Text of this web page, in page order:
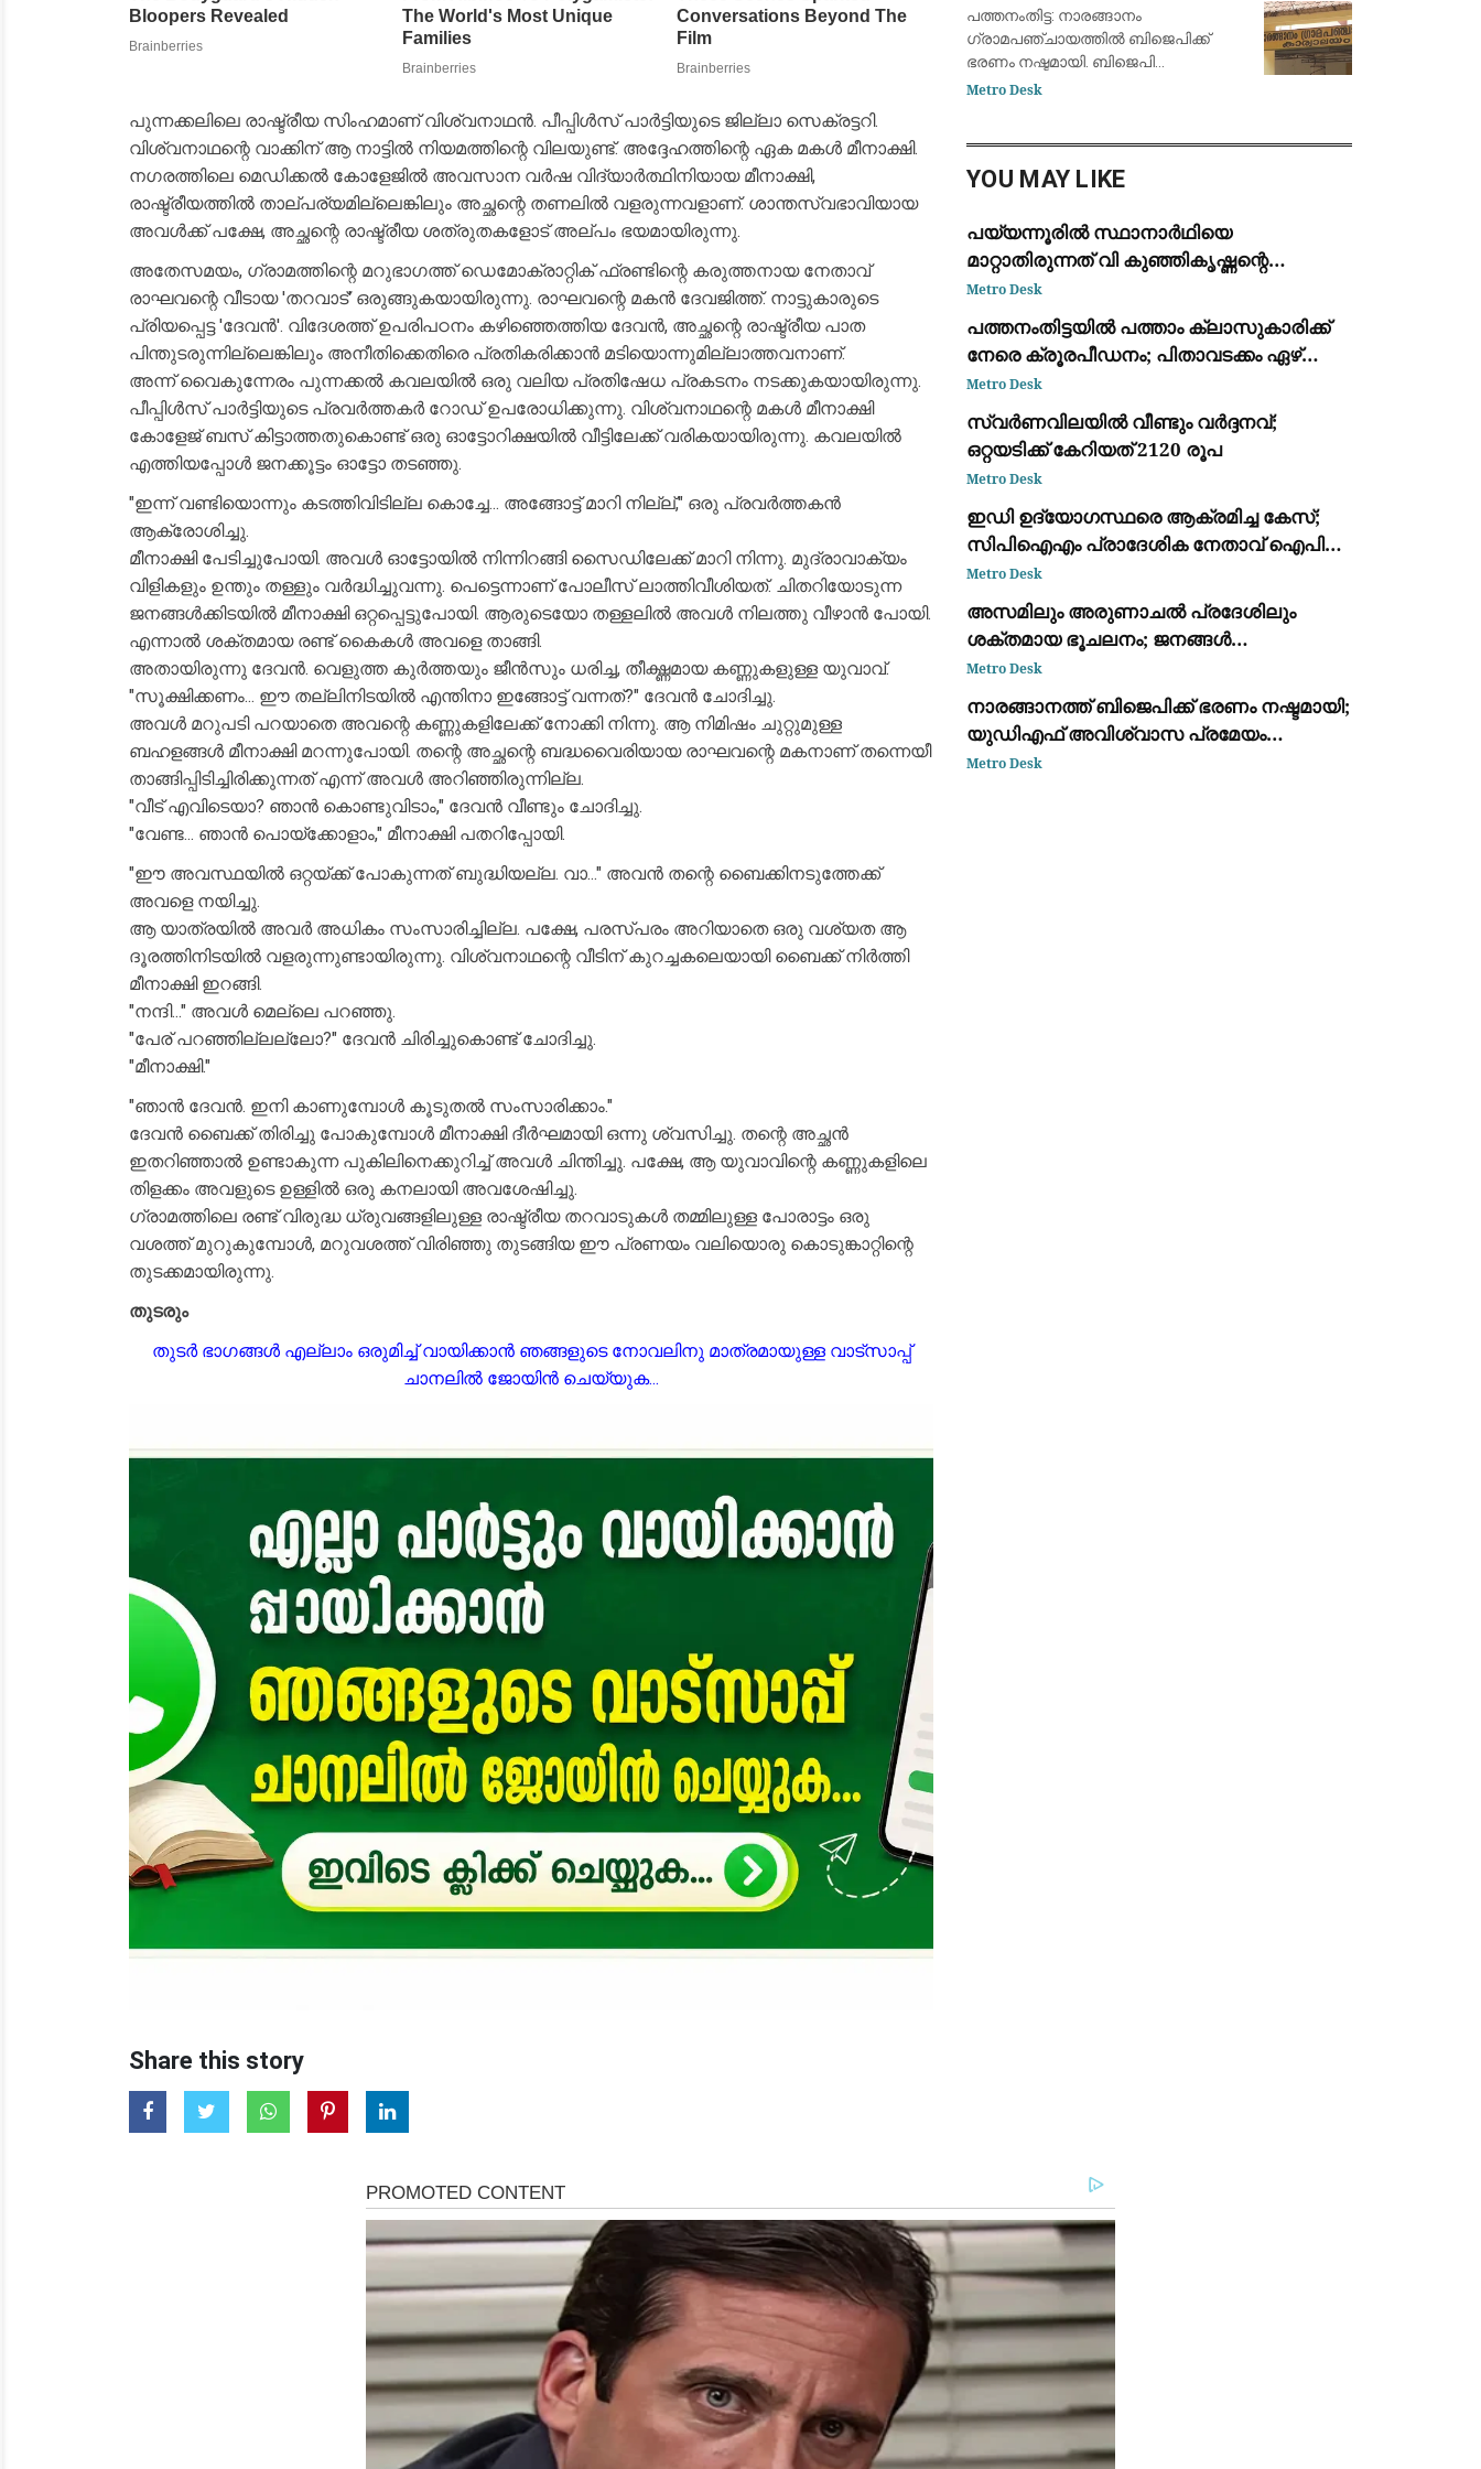
പുന്നക്കലിലെ രാഷ്ട്രീയ സിംഹമാണ് വിശ്വനാഥൻ. പീപ്പിൾസ് പാർട്ടിയുടെ ജില്ലാ സെക്രട്ടറി.
വിശ്വനാഥന്റെ വാക്കിന് ആ നാട്ടിൽ നിയമത്തിന്റെ വിലയുണ്ട്. അദ്ദേഹത്തിന്റെ ഏക മകൾ മീനാക്ഷി.
നഗരത്തിലെ മെഡിക്കൽ കോളേജിൽ അവസാന വർഷ വിദ്യാർത്ഥിനിയായ മീനാക്ഷി,
രാഷ്ട്രീയത്തിൽ താല്പര്യമില്ലെങ്കിലും അച്ഛന്റെ തണലിൽ വളരുന്നവളാണ്. ശാന്തസ്വഭാവിയായ
അവൾക്ക് പക്ഷേ, അച്ഛന്റെ രാഷ്ട്രീയ ശത്രുതകളോട് അല്പം ഭയമായിരുന്നു.
അതേസമയം, ഗ്രാമത്തിന്റെ മറുഭാഗത്ത് ഡെമോക്രാറ്റിക് ഫ്രണ്ടിന്റെ കരുത്തനായ നേതാവ്
രാഘവന്റെ വീടായ 'തറവാട്' ഒരുങ്ങുകയായിരുന്നു. രാഘവന്റെ മകൻ ദേവജിത്ത്. നാട്ടുകാരുടെ
പ്രിയപ്പെട്ട 'ദേവൻ'. വിദേശത്ത് ഉപരിപഠനം കഴിഞ്ഞെത്തിയ ദേവൻ, അച്ഛന്റെ രാഷ്ട്രീയ പാത
പിന്തുടരുന്നില്ലെങ്കിലും അനീതിക്കെതിരെ പ്രതികരിക്കാൻ മടിയൊന്നുമില്ലാത്തവനാണ്.
അന്ന് വൈകുന്നേരം പുന്നക്കൽ കവലയിൽ ഒരു വലിയ പ്രതിഷേധ പ്രകടനം നടക്കുകയായിരുന്നു.
പീപ്പിൾസ് പാർട്ടിയുടെ പ്രവർത്തകർ റോഡ് ഉപരോധിക്കുന്നു. വിശ്വനാഥന്റെ മകൾ മീനാക്ഷി
കോളേജ് ബസ് കിട്ടാത്തതുകൊണ്ട് ഒരു ഓട്ടോറിക്ഷയിൽ വീട്ടിലേക്ക് വരികയായിരുന്നു. കവലയിൽ
എത്തിയപ്പോൾ ജനക്കൂട്ടം ഓട്ടോ തടഞ്ഞു.
"ഇന്ന് വണ്ടിയൊന്നും കടത്തിവിടില്ല കൊച്ചേ... അങ്ങോട്ട് മാറി നില്ല്," ഒരു പ്രവർത്തകൻ
ആക്രോശിച്ചു.
മീനാക്ഷി പേടിച്ചുപോയി. അവൾ ഓട്ടോയിൽ നിന്നിറങ്ങി സൈഡിലേക്ക് മാറി നിന്നു. മുദ്രാവാക്യം
വിളികളും ഉന്തും തള്ളും വർദ്ധിച്ചുവന്നു. പെട്ടെന്നാണ് പോലീസ് ലാത്തിവീശിയത്. ചിതറിയോടുന്ന
ജനങ്ങൾക്കിടയിൽ മീനാക്ഷി ഒറ്റപ്പെട്ടുപോയി. ആരുടെയോ തള്ളലിൽ അവൾ നിലത്തു വീഴാൻ പോയി.
എന്നാൽ ശക്തമായ രണ്ട് കൈകൾ അവളെ താങ്ങി.
അതായിരുന്നു ദേവൻ. വെളുത്ത കുർത്തയും ജീൻസും ധരിച്ച, തീക്ഷ്ണമായ കണ്ണുകളുള്ള യുവാവ്.
"സൂക്ഷിക്കണം... ഈ തല്ലിനിടയിൽ എന്തിനാ ഇങ്ങോട്ട് വന്നത്?" ദേവൻ ചോദിച്ചു.
അവൾ മറുപടി പറയാതെ അവന്റെ കണ്ണുകളിലേക്ക് നോക്കി നിന്നു. ആ നിമിഷം ചുറ്റുമുള്ള
ബഹളങ്ങൾ മീനാക്ഷി മറന്നുപോയി. തന്റെ അച്ഛന്റെ ബദ്ധവൈരിയായ രാഘവന്റെ മകനാണ് തന്നെയീ
താങ്ങിപ്പിടിച്ചിരിക്കുന്നത് എന്ന് അവൾ അറിഞ്ഞിരുന്നില്ല.
"വീട് എവിടെയാ? ഞാൻ കൊണ്ടുവിടാം," ദേവൻ വീണ്ടും ചോദിച്ചു.
"വേണ്ട... ഞാൻ പൊയ്ക്കോളാം," മീനാക്ഷി പതറിപ്പോയി.
"ഈ അവസ്ഥയിൽ ഒറ്റയ്ക്ക് പോകുന്നത് ബുദ്ധിയല്ല. വാ..." അവൻ തന്റെ ബൈക്കിനടുത്തേക്ക്
അവളെ നയിച്ചു.
ആ യാത്രയിൽ അവർ അധികം സംസാരിച്ചില്ല. പക്ഷേ, പരസ്പരം അറിയാതെ ഒരു വശ്യത ആ
ദൂരത്തിനിടയിൽ വളരുന്നുണ്ടായിരുന്നു. വിശ്വനാഥന്റെ വീടിന് കുറച്ചകലെയായി ബൈക്ക് നിർത്തി
മീനാക്ഷി ഇറങ്ങി.
"നന്ദി..." അവൾ മെല്ലെ പറഞ്ഞു.
"പേര് പറഞ്ഞില്ലല്ലോ?" ദേവൻ ചിരിച്ചുകൊണ്ട് ചോദിച്ചു.
"മീനാക്ഷി."
"ഞാൻ ദേവൻ. ഇനി കാണുമ്പോൾ കൂടുതൽ സംസാരിക്കാം."
ദേവൻ ബൈക്ക് തിരിച്ചു പോകുമ്പോൾ മീനാക്ഷി ദീർഘമായി ഒന്നു ശ്വസിച്ചു. തന്റെ അച്ഛൻ
ഇതറിഞ്ഞാൽ ഉണ്ടാകുന്ന പുകിലിനെക്കുറിച്ച് അവൾ ചിന്തിച്ചു. പക്ഷേ, ആ യുവാവിന്റെ കണ്ണുകളിലെ
തിളക്കം അവളുടെ ഉള്ളിൽ ഒരു കനലായി അവശേഷിച്ചു.
ഗ്രാമത്തിലെ രണ്ട് വിരുദ്ധ ധ്രുവങ്ങളിലുള്ള രാഷ്ട്രീയ തറവാടുകൾ തമ്മിലുള്ള പോരാട്ടം ഒരു
വശത്ത് മുറുകുമ്പോൾ, മറുവശത്ത് വിരിഞ്ഞു തുടങ്ങിയ ഈ പ്രണയം വലിയൊരു കൊടുങ്കാറ്റിന്റെ
തുടക്കമായിരുന്നു.
തുടരും
തുടർ ഭാ​ഗങ്ങൾ എല്ലാം ഒരുമിച്ച് വായിക്കാൻ ഞങ്ങളുടെ നോവലിനു മാത്രമായുള്ള വാട്സാപ്പ്
ചാനലിൽ ജോയിൻ ചെയ്യുക...
Share this story
പാസായി
പത്തനംതിട്ട: നാരങ്ങാനം
ഗ്രാമപഞ്ചായത്തിൽ ബിജെപിക്ക്
ഭരണം നഷ്ടമായി. ബിജെപി
ഭരണസമിതിക്കെതിരെ യുഡിഎഫ്
അധികാരത്ത
Metro Desk
YOU MAY LIKE
പയ്യന്നൂരിൽ സ്ഥാനാർഥിയെ
മാറ്റാതിരുന്നത് വി കുഞ്ഞികൃഷ്ണന്റെ
ആരോപണങ്ങൾ ശരിയെന്ന്
വ്യാഖ്യാനിക്കാതിരിക്കാൻ; കെ കെ രാഗേഷ്
Metro Desk
പത്തനംതിട്ടയിൽ പത്താം ക്ലാസുകാരിക്ക്
നേരെ ക്രൂരപീഡനം; പിതാവടക്കം ഏഴ്
പ്രതികൾ: മൂന്ന് പേർ അറസ്റ്റിൽ
Metro Desk
സ്വര്‍ണവിലയിൽ വീണ്ടും വർദ്ദനവ്;
ഒറ്റയടിക്ക് കേറിയത് 2120 രൂപ
Metro Desk
ഇഡി ഉദ്യോഗസ്ഥരെ ആക്രമിച്ച കേസ്;
സിപിഐഎം പ്രാദേശിക നേതാവ് ഐപി
ബിനു ഉള്‍പ്പടെ അഞ്ച് പ്രതികള്‍ക്ക് ജാമ്യം
Metro Desk
അസമിലും അരുണാചൽ പ്രദേശിലും
ശക്തമായ ഭൂചലനം; ജനങ്ങൾ
തെരുവിലേക്കിറങ്ങി
Metro Desk
നാരങ്ങാനത്ത് ബിജെപിക്ക് ഭരണം നഷ്ടമായി;
യുഡിഎഫ് അവിശ്വാസ പ്രമേയം
പാസായി
Metro Desk